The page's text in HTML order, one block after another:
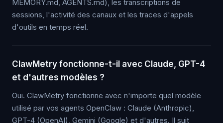
MEMORY.md, AGENTS.md), les transcriptions de
sessions, l'activité des canaux et les traces d'appels
d'outils en temps réel.
ClawMetry fonctionne-t-il avec Claude, GPT-4
et d'autres modèles ?
Oui. ClawMetry fonctionne avec n'importe quel modèle
utilisé par vos agents OpenClaw : Claude (Anthropic),
GPT-4 (OpenAI), Gemini (Google) et d'autres. Il suit